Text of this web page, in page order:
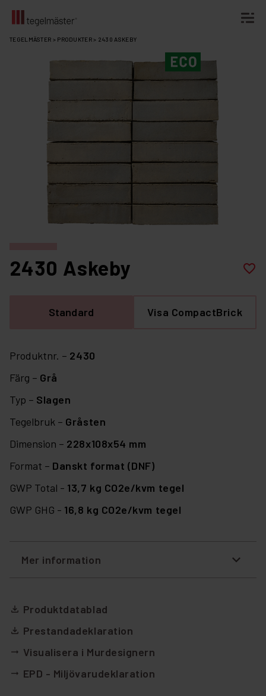
Fortsätt
TEGELMÄSTER > PRODUKTER> 2430 ASKEBY
2430 Askeby favorite_border
Standard Visa CompactBrick
Produktnr. – 2430
Färg – Grå
Typ – Slagen
Tegelbruk – Gråsten
Dimension – 228x108x54 mm
Format – Danskt format (DNF)
GWP Total - 13,7 kg CO2e/kvm tegel
GWP GHG - 16,8 kg CO2e/kvm tegel
Mer information
file_download Produktdatablad
file_download Prestandadeklaration
arrow_right_alt Visualisera i Murdesignern
arrow_right_alt EPD - Miljövarudeklaration